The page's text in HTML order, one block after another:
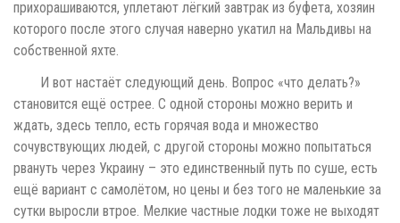
прихорашиваются, уплетают лёгкий завтрак из буфета, хозяин
которого после этого случая наверно укатил на Мальдивы на
собственной яхте.
И вот настаёт следующий день. Вопрос «что делать?»
становится ещё острее. С одной стороны можно верить и
ждать, здесь тепло, есть горячая вода и множество
сочувствующих людей, с другой стороны можно попытаться
рвануть через Украину – это единственный путь по суше, есть
ещё вариант с самолётом, но цены и без того не маленькие за
сутки выросли втрое. Мелкие частные лодки тоже не выходят